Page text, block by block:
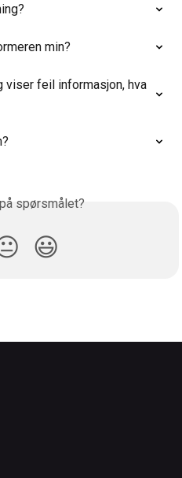
min?
viser feil informasjon, hva
spørsmålet?
😃